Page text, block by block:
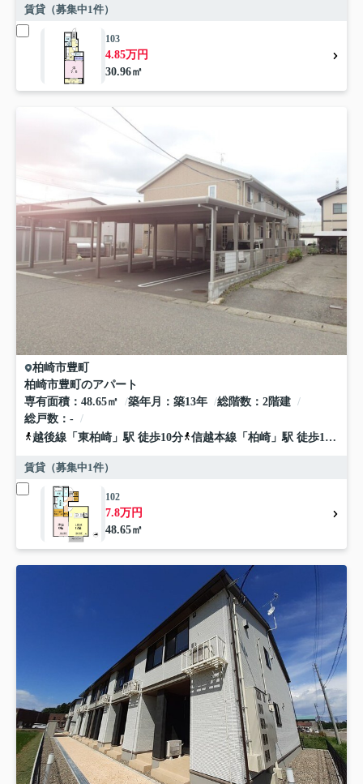
賃貸（募集中1件）
103
4.85万円
30.96㎡
柏崎市豊町
柏崎市豊町のアパート
専有面積
48.65㎡ 築年月 築13年 総階数
2階建
総戸数
-
越後線 「 東柏崎 」駅 徒歩10分 信越本線 「 柏崎 」駅 徒歩19分
賃貸（募集中1件）
102
7.8万円
48.65㎡